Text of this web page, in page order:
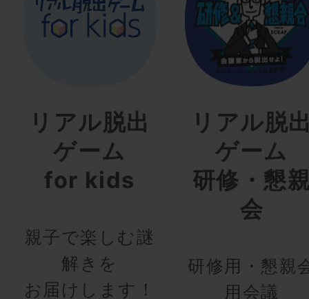
リアル脱出
ゲーム
for kids
親子で楽しむ謎
解きを
お届けします！
リアル脱
ゲーム
研修・懇
会
研修用・懇親
用会議